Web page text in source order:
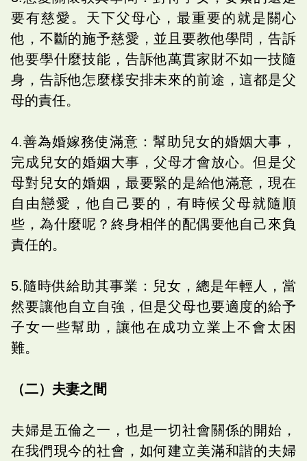
要有慈愛。天下父母心，最重要的就是關心
他，不斷的施予慈愛，並且要教他學問，告訴
他要學什麼技能，告訴他萬貫家財不如一技隨
身，告訴他怎麼樣安排未來的前途，這都是父
母的責任。
4.善為婚嫁務使滿意：幫助兒女的婚姻大事，
完成兒女的婚姻大事，父母才會放心。但是父
母對兒女的婚姻，最要緊的是給他滿意，現在
自由戀愛，他自己要的，有時候父母就隨順
些，為什麼呢？終身相伴的配偶要他自己來負
責任的。
5.隨時供給助其事業：兒女，總是年輕人，當
然要讓他自立自強，但是父母也要適度的給予
子女一些幫助，讓他在成功立業上不會太困
難。
（二）夫妻之間
夫婦是五倫之一，也是一切社會關係的開始，
在我們現今的社會，如何建立美滿和諧的夫婦